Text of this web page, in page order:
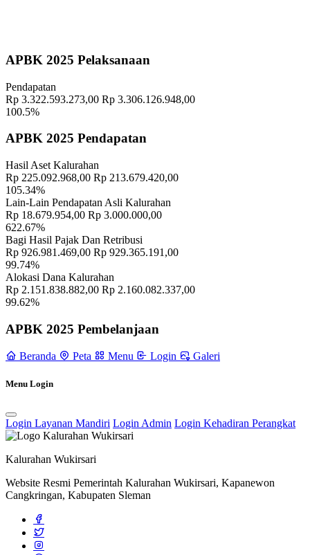
Geografis 10 November 2021
Memahami Peran dan Makna Rois dalam Pembinaan Rois di
Kalurahan Wukirsari 02 April 2024
Sampai Saat Ini 21 November 2022
Profil Lurah 17 November 2021
Kader berperan penting sebagai ujung tombak pendampingan
keluarga 29 September 2025
Safari Tarawih Ramadhan Pemerintah Kalurahan Wukrsari Di
Masjid Al Huda dan Masjid Ash Sholihin
Semangat Kebersamaan Warnai Pelaksanaan Idul adha dan
Penyembelihan Hewan Kurban di Kalurahan Wukirsari
2026
November 2021
Final Pertandingan Bola Voli PORDES Wukirsari 2022, Tim
Persiapan Lomba
Sambang Dusun Minggu Pertama Bulan September Tahun 2023
APBK 2025 Pelaksanaan
Pendapatan
Rp 3.322.593.273,00 Rp 3.306.126.948,00
100.5%
APBK 2025 Pendapatan
Hasil Aset Kalurahan
Rp 225.092.968,00 Rp 213.679.420,00
105.34%
Lain-Lain Pendapatan Asli Kalurahan
Rp 18.679.954,00 Rp 3.000.000,00
622.67%
Bagi Hasil Pajak Dan Retribusi
Rp 926.981.469,00 Rp 929.365.191,00
99.74%
Alokasi Dana Kalurahan
Rp 2.151.838.882,00 Rp 2.160.082.337,00
99.62%
APBK 2025 Pembelanjaan
Beranda Peta Menu Login Galeri
Menu Login
Login Layanan Mandiri Login Admin Login Kehadiran Perangkat
Kalurahan Wukirsari
Website Resmi Pemerintah Kalurahan Wukirsari, Kapanewon
Cangkringan, Kabupaten Sleman